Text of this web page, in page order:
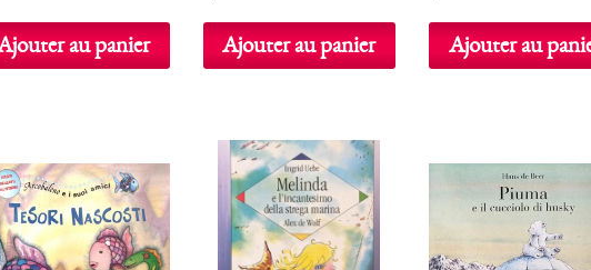
au panier Ajouter au panier Ajouter au